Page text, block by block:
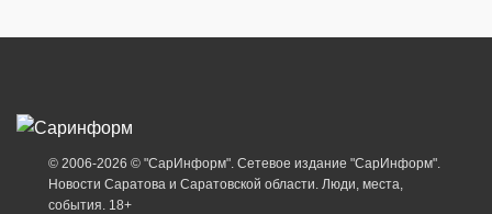
© 2006-2026 © "СарИнформ". Сетевое издание "СарИнформ".
Новости Саратова и Саратовской области. Люди, места,
события. 18+